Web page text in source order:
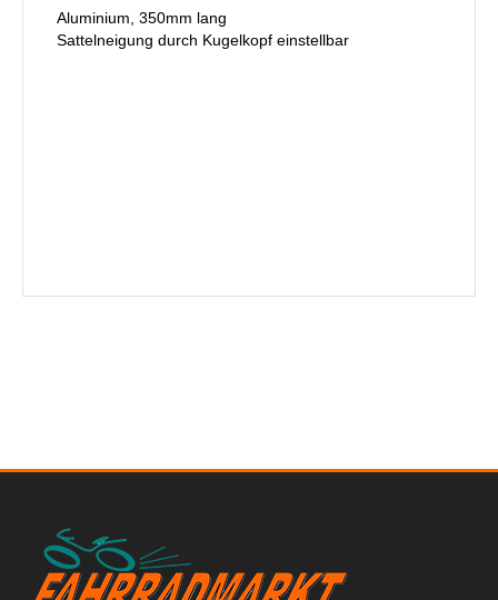
Aluminium, 350mm lang
Sattelneigung durch Kugelkopf einstellbar